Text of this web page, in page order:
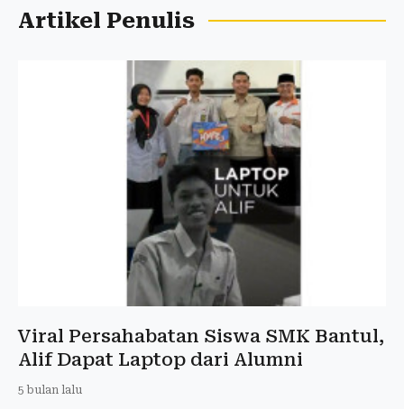
Artikel Penulis
Viral Persahabatan Siswa SMK Bantul,
Alif Dapat Laptop dari Alumni
5 bulan lalu